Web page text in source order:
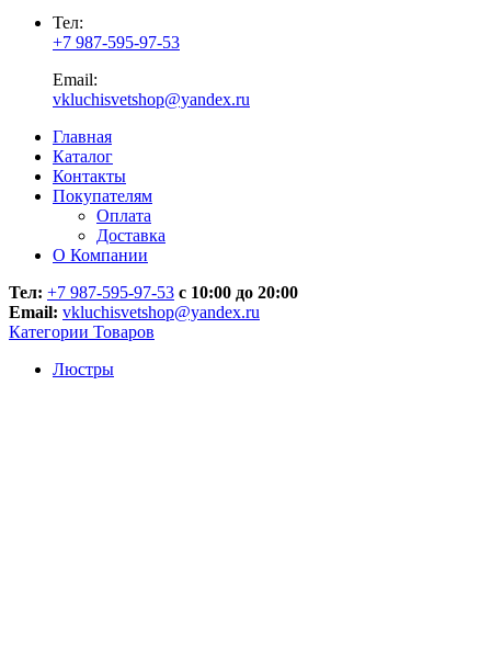
Тел:
+7 987-595-97-53
Email:
vkluchisvetshop@yandex.ru
Главная
Каталог
Контакты
Покупателям
Оплата
Доставка
О Компании
Тел: +7 987-595-97-53 с 10:00 до 20:00
Email: vkluchisvetshop@yandex.ru
Категории Товаров
Люстры